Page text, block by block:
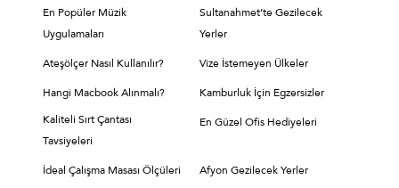
En Popüler Müzik
Uygulamaları
Sultanahmet’te Gezilecek
Yerler
Ateşölçer Nasıl Kullanılır? Vize İstemeyen Ülkeler
Hangi Macbook Alınmalı?
Kamburluk İçin Egzersizler
Kaliteli Sırt Çantası
Tavsiyeleri
En Güzel Ofis Hediyeleri
İdeal Çalışma Masası Ölçüleri
Afyon Gezilecek Yerler